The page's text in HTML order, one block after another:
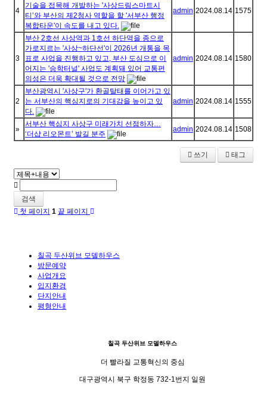
4
기술을 접목해 개발하는 '사상드림스마트시
티’와 부산의 제2청사 역할을 할 '서부산 행정
복합타운'이 속도를 내고 있다.
admin 2024.08.14 1575
3
부산 2호선 사상역과 1호선 하단역을 종으로
가로지르는 '사상~하단선'이 2026년 개통을 목
표로 사업을 진행하고 있고, 부산 도심으로 이
어지는 '승학터널' 사업도 계획돼 있어 교통편
의성은 더욱 확대될 것으로 전망
admin 2024.08.14 1580
2
부산광역시 '사상구'가 환골탈태를 이어가고 있
는 서부산의 핵심지로의 기대감을 높이고 있
다.
admin 2024.08.14 1555
»
서부산 핵심지 사상구 미래가치 선점하자…
‘더샵 리오몬트’ 발길 분주
admin 2024.08.14 1508
쓰기 태그
검색
첫 페이지 1 끝 페이지
칠곡 두산위브 모델하우스
방문예약
사업개요
입지환경
단지안내
평형안내
칠곡 두산위브 모델하우스
더 빨라질 교통혁신의 중심
대구광역시 북구 학정동 732-1번지 일원